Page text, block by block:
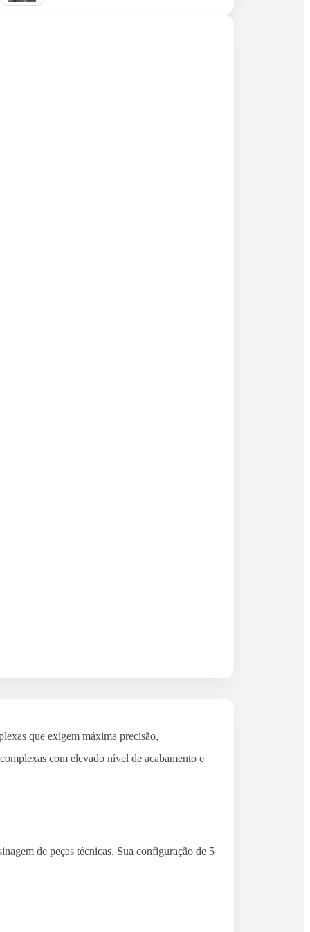
que exigem máxima precisão,
com elevado nível de acabamento e
de peças técnicas. Sua configuração de 5